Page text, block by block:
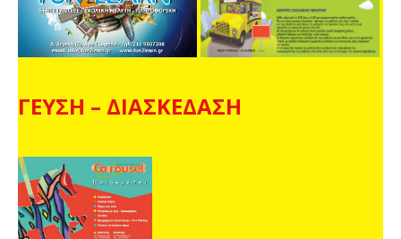
ΓΕΥΣΗ – ΔΙΑΣΚΕΔΑΣΗ